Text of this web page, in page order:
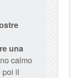
una
calmo
poi il